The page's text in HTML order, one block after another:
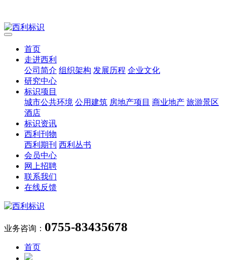
首页
走进西利
公司简介 组织架构 发展历程 企业文化
研究中心
标识项目
城市公共环境 公用建筑 房地产项目 商业地产 旅游景区
酒店
标识资讯
西利刊物
西利期刊 西利丛书
会员中心
网上招聘
联系我们
在线反馈
业务咨询： 0755-83435678
首页